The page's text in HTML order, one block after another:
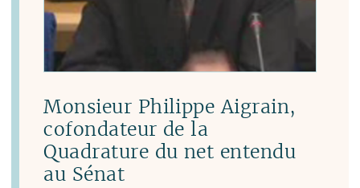
Monsieur Philippe Aigrain,
cofondateur de la
Quadrature du net entendu
au Sénat